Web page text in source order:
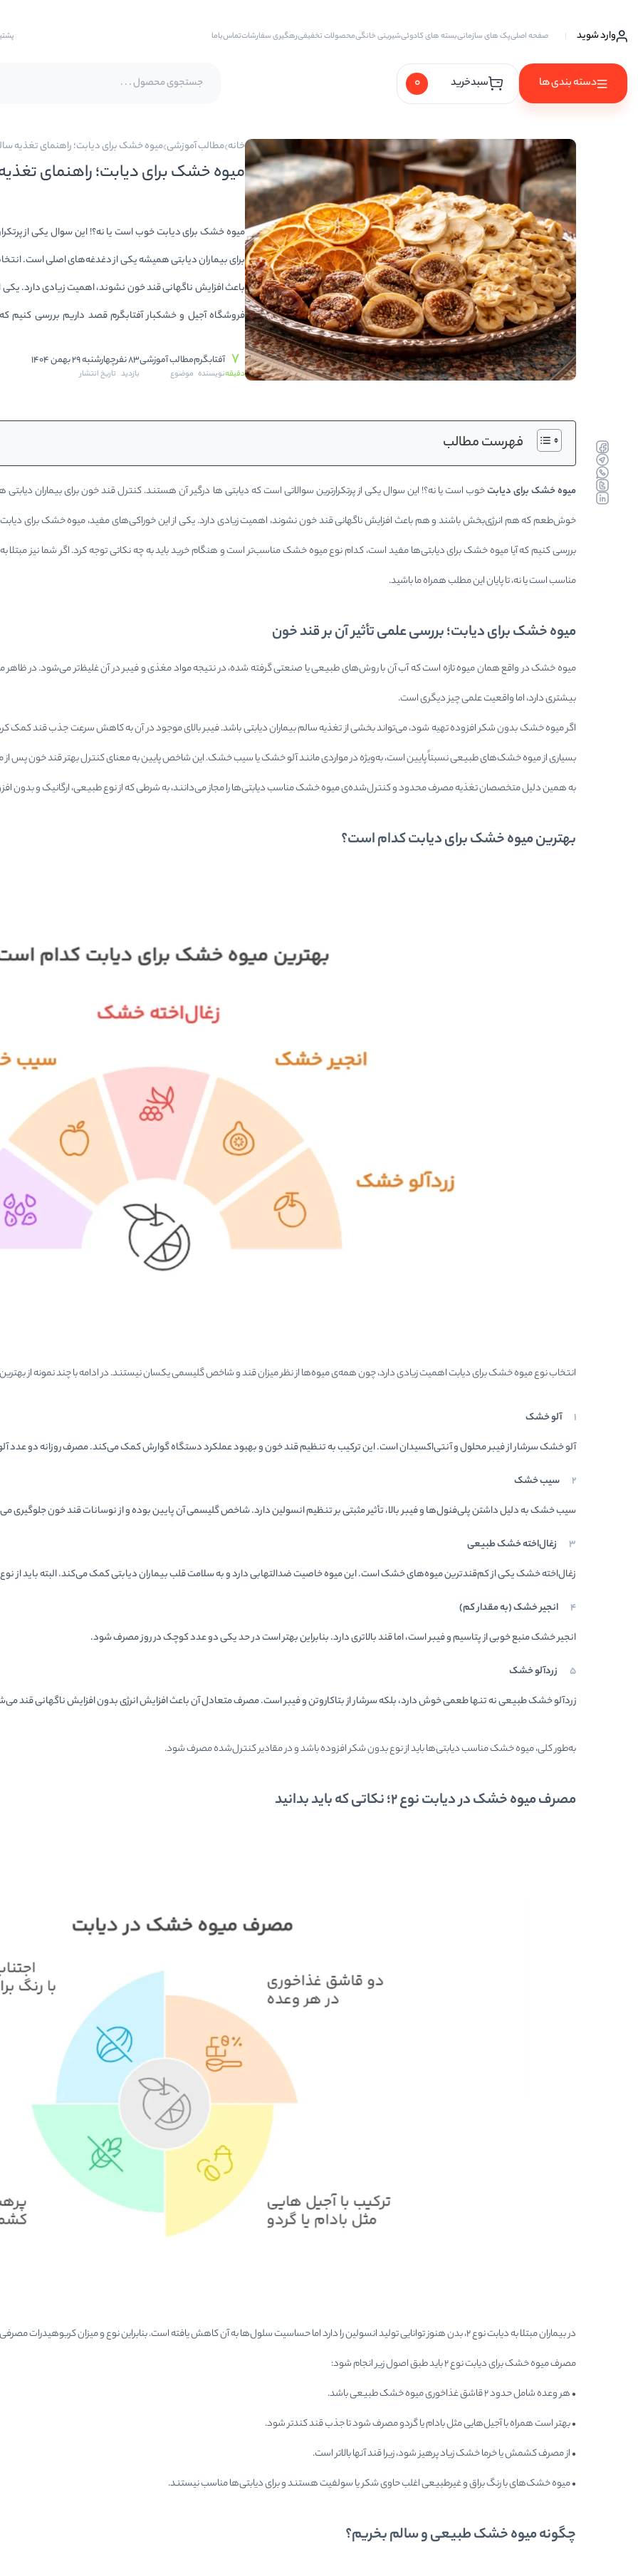
وارد شوید صفحه اصلیپک های سازمانیبسته های کادوئیشیرینی خانگیمحصولات تخفیفیرهگیری سفارشاتتماس‌با‌ما
دسته بندی ها
آجیل ها
آجیل خام
آجیل چهار مغز
آجیل سه مغز
آجیل شیرین
آجیل مخلوط
پسته
پسته احمد آقایی
پسته اکبری
پسته فندقی
بادام هندی
بادام درختی
بادام زمینی
بادام زمینی روکش دار
تخمه ها
سبدخرید 0
خانه مطالب آموزشی میوه خشک برای دیابت؛ راهنمای تغذیه
میوه خشک برای دیابت؛ راهنمای
میوه خشک برای دیابت خوب است یا نه؟! این سوال یکی از
برای بیماران دیابتی همیشه یکی از دغدغه‌های اصلی است.
باعث افزایش ناگهانی قند خون نشوند، اهمیت زیادی دارد.
فروشگاه آجیل و خشکبار آفتابگرم قصد داریم بررسی
خوشمزه برایتان مناسب است یا نه، تا پایان این مطلب همراه
7
دقیقه
آفتابگرم
نویسنده
مطالب آموزشی
موضوع
83 نفر
بازدید
چهارشنبه 29 بهمن 1404
تاریخ انتشار
فهرست مطالب
میوه خشک برای دیابتخوب است یا نه؟! این سوال یکی از پرتکرارترین سوالاتی است که دیابتی ها درگیر آن هستند. کنترل قند خون برای بیماران
خوش‌طعم که هم انرژی‌بخش باشند و هم باعث افزایش ناگهانی قند خون نشوند، اهمیت زیادی دارد. یکی از این خوراکی‌های مفید، میوه خشک برای
بررسی کنیم که آیا میوه خشک برای دیابتی‌ها مفید است، کدام نوع میوه خشک مناسب‌تر است و هنگام خرید باید به چه نکاتی توجه کرد. اگر شما نیز مبتلا
مناسب است یا نه، تا پایان این مطلب همراه ما باشید.
میوه خشک برای دیابت؛ بررسی علمی تأثیر آن بر قند خون
میوه خشک در واقع همان میوه تازه است که آب آن با روش‌های طبیعی یا صنعتی گرفته شده، در نتیجه مواد مغذی و فیبر در آن غلیظ‌تر می‌شود. در
بیشتری دارد، اما واقعیت علمی چیز دیگری است.
بسیاری از میوه خشک‌های طبیعی نسبتاً پایین است، به‌ویژه در مواردی مانند آلو خشک یا سیب خشک. این شاخص پایین به معنای کنترل بهتر قند خون پس
به همین دلیل متخصصان تغذیه مصرف محدود و کنترل‌شده‌ی میوه خشک مناسب دیابتی‌ها را مجاز می‌دانند، به شرطی که از نوع طبیعی، ارگانیک و بدون
بهترین میوه خشک برای دیابت کدام است؟
انتخاب نوع میوه خشک برای دیابت اهمیت زیادی دارد، چون همه‌ی میوه‌ها از نظر میزان قند و شاخص گلیسمی یکسان نیستند. در ادامه با چند نمونه از بهترین
آلو خشک
آلو خشک سرشار از فیبر محلول و آنتی‌اکسیدان است. این ترکیب به تنظیم قند خون و بهبود عملکرد دستگاه گوارش کمک می‌کند. مصرف روزانه دو عدد
سیب خشک
سیب خشک به دلیل داشتن پلی‌فنول‌ها و فیبر بالا، تأثیر مثبتی بر تنظیم انسولین دارد. شاخص گلیسمی آن پایین بوده و از نوسانات قند خون جلوگیری
زغال‌اخته خشک طبیعی
زغال‌اخته خشک یکی از کم‌قندترین میوه‌های خشک است. این میوه خاصیت ضدالتهابی دارد و به سلامت قلب بیماران دیابتی کمک می‌کند. البته باید از
انجیر خشک (به مقدار کم)
انجیر خشک منبع خوبی از پتاسیم و فیبر است، اما قند بالاتری دارد. بنابراین بهتر است در حد یکی دو عدد کوچک در روز مصرف شود.
زردآلو خشک
زردآلو خشک طبیعی نه تنها طعمی خوش دارد، بلکه سرشار از بتاکاروتن و فیبر است. مصرف متعادل آن باعث افزایش انرژی بدون افزایش ناگهانی قند
به‌طور کلی، میوه خشک مناسب دیابتی‌ها باید از نوع بدون شکر افزوده باشد و در مقادیر کنترل‌شده مصرف شود.
مصرف میوه خشک در دیابت نوع ۲؛ نکاتی که باید بدانید
در بیماران مبتلا به دیابت نوع ۲، بدن هنوز توانایی تولید انسولین را دارد اما حساسیت سلول‌ها به آن کاهش یافته است. بنابراین نوع و میزان کربوهیدرات مصرفی اهمیت زیادی دارد.
مصرف میوه خشک برای دیابت نوع ۲ باید طبق اصول زیر انجام شود:
• هر وعده شامل حدود ۲ قاشق غذاخوری میوه خشک طبیعی باشد.
• بهتر است همراه با آجیل‌هایی مثل بادام یا گردو مصرف شود تا جذب قند کندتر شود.
• از مصرف کشمش یا خرما خشک زیاد پرهیز شود، زیرا قند آنها بالاتر است.
• میوه خشک‌های با رنگ براق و غیرطبیعی اغلب حاوی شکر یا سولفیت هستند و برای دیابتی‌ها مناسب نیستند.
چگونه میوه خشک طبیعی و سالم بخریم؟